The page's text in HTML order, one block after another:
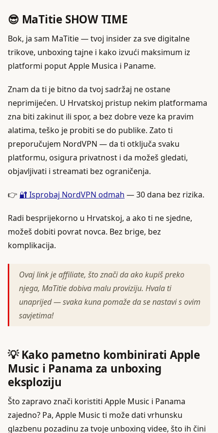
😎 MaTitie SHOW TIME
Bok, ja sam MaTitie — tvoj insider za sve digitalne
trikove, unboxing tajne i kako izvući maksimum iz
platformi poput Apple Musica i Paname.
Znam da ti je bitno da tvoj sadržaj ne ostane
neprimijećen. U Hrvatskoj pristup nekim platformama
zna biti zakinut ili spor, a bez dobre veze ka pravim
alatima, teško je probiti se do publike. Zato ti
preporučujem NordVPN — da ti otključa svaku
platformu, osigura privatnost i da možeš gledati,
objavljivati i streamati bez ograničenja.
👉 🔐 Isprobaj NordVPN odmah — 30 dana bez rizika.
Radi besprijekorno u Hrvatskoj, a ako ti ne sjedne,
možeš dobiti povrat novca. Bez brige, bez
komplikacija.
Ovaj link je affiliate, što znači da ako kupiš preko
njega, MaTitie dobiva malu proviziju. Hvala ti
unaprijed — svaka kuna pomaže da se nastavi s ovim
savjetima!
💡 Kako pametno kombinirati Apple
Music i Panama za unboxing
eksploziju
Što zapravo znači koristiti Apple Music i Panama
zajedno? Pa, Apple Music ti može dati vrhunsku
glazbenu pozadinu za tvoje unboxing videe, što ih čini